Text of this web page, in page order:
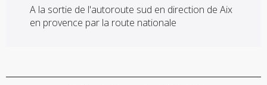
A la sortie de l'autoroute sud en direction de Aix
en provence par la route nationale